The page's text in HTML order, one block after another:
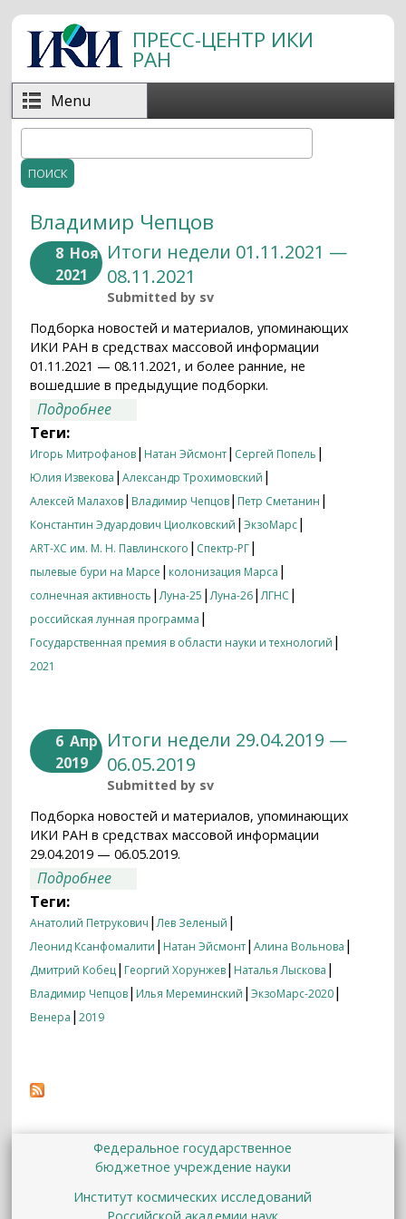
Перейти к основному содержанию
ПРЕСС-ЦЕНТР ИКИ
РАН
Menu
Форма поиска
Владимир Чепцов
8 Ноя
2021
Итоги недели 01.11.2021 —
08.11.2021
Submitted by sv
Подборка новостей и материалов, упоминающих
ИКИ РАН в средствах массовой информации
01.11.2021 — 08.11.2021, и более ранние, не
вошедшие в предыдущие подборки.
Подробнее
Теги:
Игорь Митрофанов| Натан Эйсмонт| Сергей Попель |
Юлия Извекова |Александр Трохимовский |
Алексей Малахов| Владимир Чепцов| Петр Сметанин |
Константин Эдуардович Циолковский |ЭкзоМарс|
ART-XC им. М. Н. Павлинского | Спектр-РГ|
пылевые бури на Марсе | колонизация Марса |
солнечная активность |Луна-25 |Луна-26|ЛГНС |
российская лунная программа |
Государственная премия в области науки и технологий |
2021
6 Апр
2019
Итоги недели 29.04.2019 —
06.05.2019
Submitted by sv
Подборка новостей и материалов, упоминающих
ИКИ РАН в средствах массовой информации
29.04.2019 — 06.05.2019.
Подробнее
Теги:
Анатолий Петрукович |Лев Зеленый |
Леонид Ксанфомалити | Натан Эйсмонт|Алина Вольнова |
Дмитрий Кобец| Георгий Хорунжев| Наталья Лыскова |
Владимир Чепцов| Илья Мереминский |ЭкзоМарс-2020|
Венера |2019
Федеральное государственное
бюджетное учреждение науки
Институт космических исследований